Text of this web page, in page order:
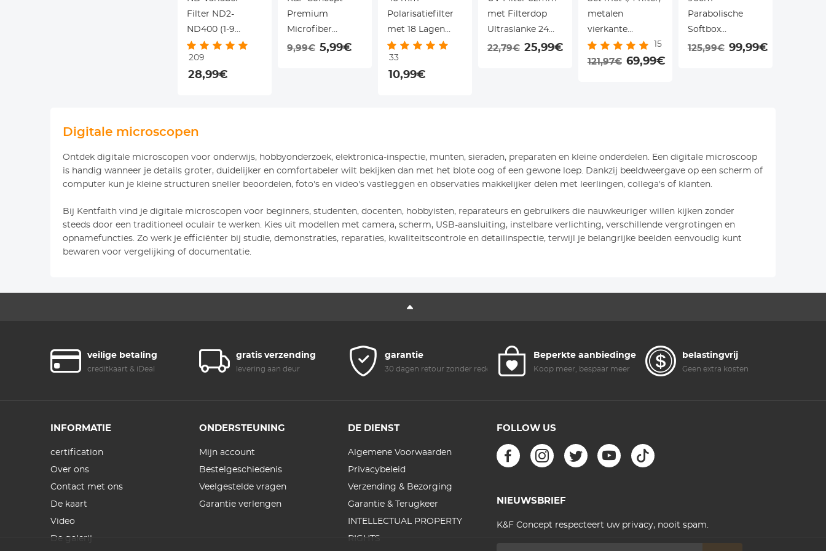
Filter ND2-
ND400 (1-9
stops) 72mm,
Neutral Density
Filter met 18
Nano Klear
209
28,99€
Premium
Microfiber
Reinigingsdoekjes
9,99€ 5,99€
Polarisatiefilter
met 18 Lagen
Nanocoating en
3
Reinigingsdoekjes
33
10,99€
met Filterdop
Ultraslanke 24
Laags Coatings
22,79€ 25,99€
metalen
vierkante
zonnekap en
lensdop (Black
15
121,97€ 69,99€
Parabolische
Softbox
(Bowens) - Met
125,99€ 99,99€
Digitale microscopen
Ontdek digitale microscopen voor onderwijs, hobbyonderzoek, elektronica-inspectie, munten, sieraden, preparaten en kleine onderdelen. Een digitale microscoop
is handig wanneer je details groter, duidelijker en comfortabeler wilt bekijken dan met het blote oog of een gewone loep. Dankzij beeldweergave op een scherm of
computer kun je kleine structuren sneller beoordelen, foto's en video's vastleggen en observaties makkelijker delen met leerlingen, collega's of klanten.
Bij Kentfaith vind je digitale microscopen voor beginners, studenten, docenten, hobbyisten, reparateurs en gebruikers die nauwkeuriger willen kijken zonder
steeds door een traditioneel oculair te werken. Kies uit modellen met camera, scherm, USB-aansluiting, instelbare verlichting, verschillende vergrotingen en
opnamefuncties. Zo werk je efficiënter bij studie, demonstraties, reparaties, kwaliteitscontrole en detailinspectie, terwijl je belangrijke beelden eenvoudig kunt
bewaren voor vergelijking of documentatie.
veilige betaling
creditkaart & iDeal
gratis verzending
levering aan deur
garantie
30 dagen retour zonder reden
Beperkte aanbiedingen
Koop meer, bespaar meer
belastingvrij
Geen extra kosten
INFORMATIE
certification
Over ons
Contact met ons
De kaart
Video
De galerij
ONDERSTEUNING
Mijn account
Bestelgeschiedenis
Veelgestelde vragen
Garantie verlengen
DE DIENST
Algemene Voorwaarden
Privacybeleid
Verzending & Bezorging
Garantie & Terugkeer
INTELLECTUAL PROPERTY
RIGHTS
FOLLOW US
NIEUWSBRIEF
K&F Concept respecteert uw privacy, nooit spam.